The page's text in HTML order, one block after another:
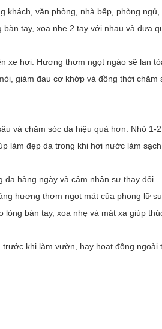
văn phòng, nhà bếp, phòng ngủ,..
tay, xoa nhẹ 2 tay với nhau và đưa
hơi. Hương thơm ngọt ngào sẽ lan
giảm đau cơ khớp và đồng thời chăm
và chăm sóc da hiệu quả hơn. Nhỏ 1-
làm đẹp da trong khi hơi nước làm
hàng ngày và cảm nhận sự thay đổi.
hương thơm ngọt mát của phong lữ
bàn tay, xoa nhẹ và mát xa giúp
khi làm vườn, hay hoạt động ngoài